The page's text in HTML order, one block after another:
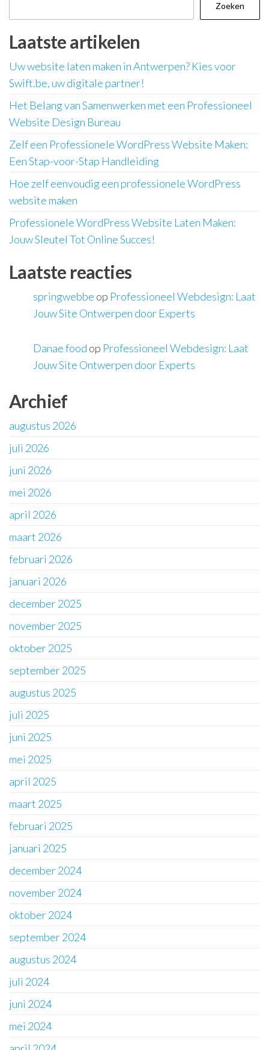
Zoeken
Laatste artikelen
Uw website laten maken in Antwerpen? Kies voor
Swift.be, uw digitale partner!
Het Belang van Samenwerken met een Professioneel
Website Design Bureau
Zelf een Professionele WordPress Website Maken:
Een Stap-voor-Stap Handleiding
Hoe zelf eenvoudig een professionele WordPress
website maken
Professionele WordPress Website Laten Maken:
Jouw Sleutel Tot Online Succes!
Laatste reacties
springwebbe op Professioneel Webdesign: Laat
Jouw Site Ontwerpen door Experts
Danae food op Professioneel Webdesign: Laat
Jouw Site Ontwerpen door Experts
Archief
augustus 2026
juli 2026
juni 2026
mei 2026
april 2026
maart 2026
februari 2026
januari 2026
december 2025
november 2025
oktober 2025
september 2025
augustus 2025
juli 2025
juni 2025
mei 2025
april 2025
maart 2025
februari 2025
januari 2025
december 2024
november 2024
oktober 2024
september 2024
augustus 2024
juli 2024
juni 2024
mei 2024